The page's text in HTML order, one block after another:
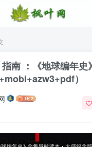
指南 ：《地球编年
）